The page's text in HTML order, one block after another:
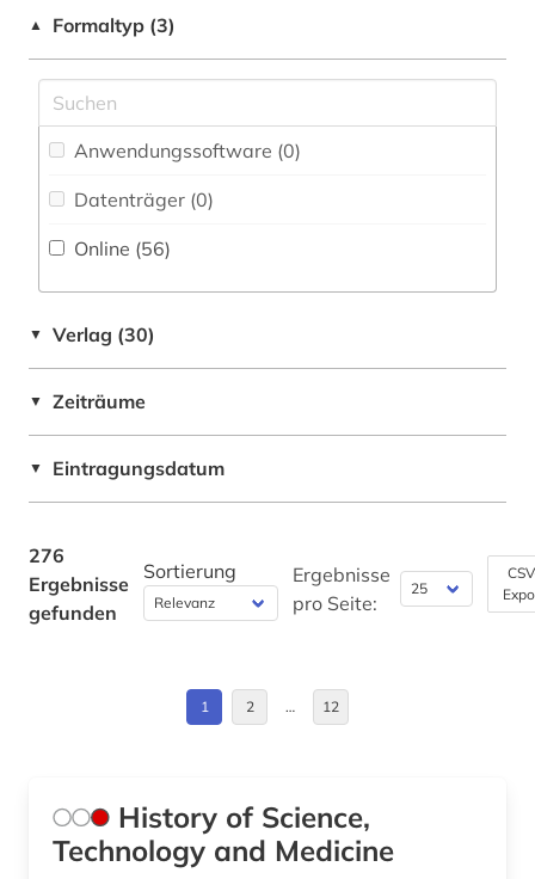
chemie (44)
chemikalie (1)
cochrane collaboration (1)
data mining (1)
demographie (1)
dermatologie (1)
deutschland (3)
diagnostik (1)
differentialdiagnose (1)
Japan (1)
Niederlande (1)
Niedersachsen (1)
USA (1)
▲ Formaltyp (3)
Anwendungssoftware (0)
Datenträger (0)
Online (56)
▼ Verlag (30)
▼ Zeiträume
▼ Eintragungsdatum
276
Ergebnisse
gefunden
Sortierung
Ergebnisse
pro Seite:
1 2 … 12
History of Science,
Technology and Medicine